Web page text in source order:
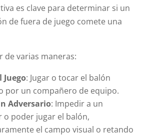
es clave para determinar si un
de fuera de juego comete una
de varias maneras:
: Jugar o tocar el balón
por un compañero de equipo.
Adversario: Impedir a un
o poder jugar el balón,
el campo visual o retando